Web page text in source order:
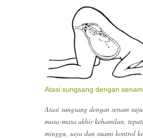
Atasi sungsang dengan
Atasi sungsang dengan senam
masa-masa akhir kehamilan,
minggu, saya dan suami kontrol